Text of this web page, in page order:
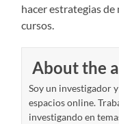
hacer estrategias de
cursos.
About the
Soy un investigador
espacios online.
investigando en